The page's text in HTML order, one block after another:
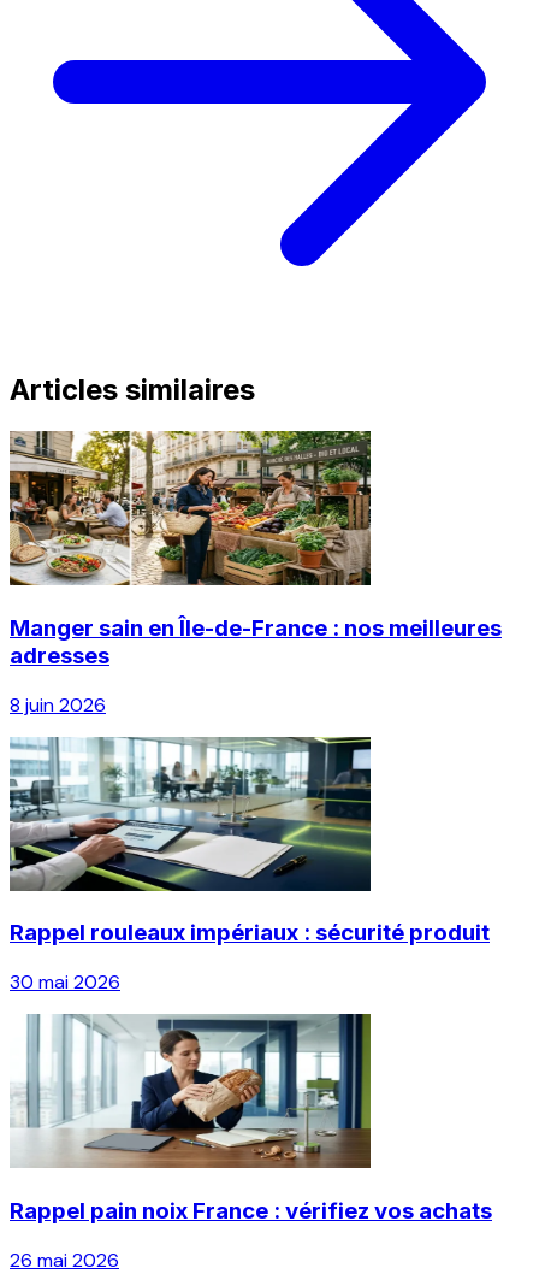
Articles similaires
Manger sain en Île-de-France : nos meilleures
adresses
8 juin 2026
Rappel rouleaux impériaux : sécurité produit
30 mai 2026
Rappel pain noix France : vérifiez vos achats
26 mai 2026